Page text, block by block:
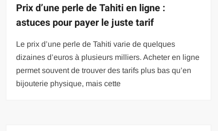
Prix d’une perle de Tahiti en ligne :
astuces pour payer le juste tarif
Le prix d’une perle de Tahiti varie de quelques
dizaines d’euros à plusieurs milliers. Acheter en ligne
permet souvent de trouver des tarifs plus bas qu’en
bijouterie physique, mais cette